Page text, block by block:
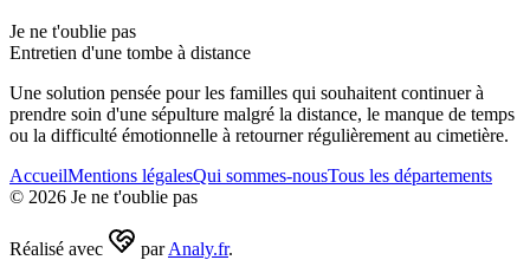
Je ne t'oublie pas
Entretien d'une tombe à distance
Une solution pensée pour les familles qui souhaitent continuer à
prendre soin d'une sépulture malgré la distance, le manque de temps
ou la difficulté émotionnelle à retourner régulièrement au cimetière.
AccueilMentions légalesQui sommes-nousTous les départements
© 2026 Je ne t'oublie pas
Réalisé avec par Analy.fr.